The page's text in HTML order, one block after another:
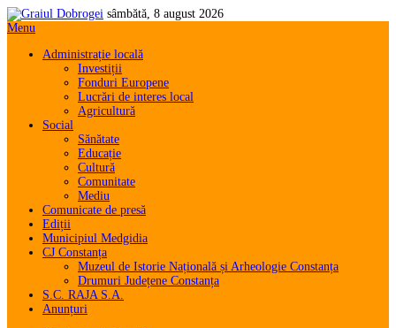
sâmbătă, 8 august 2026
Menu
Administrație locală
Investiții
Fonduri Europene
Lucrări de interes local
Agricultură
Social
Sănătate
Educație
Cultură
Comunitate
Mediu
Comunicate de presă
Ediții
Municipiul Medgidia
CJ Constanța
Muzeul de Istorie Națională și Arheologie Constanța
Drumuri Județene Constanța
S.C. RAJA S.A.
Anunțuri